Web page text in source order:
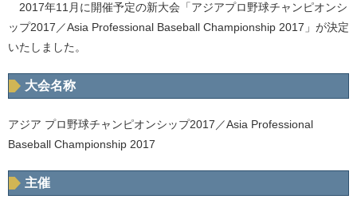
2017年11月に開催予定の新大会「アジアプロ野球チャンピオンシ
ップ2017／Asia Professional Baseball Championship 2017」が決定
いたしました。
大会名称
アジア プロ野球チャンピオンシップ2017／Asia Professional
Baseball Championship 2017
主催